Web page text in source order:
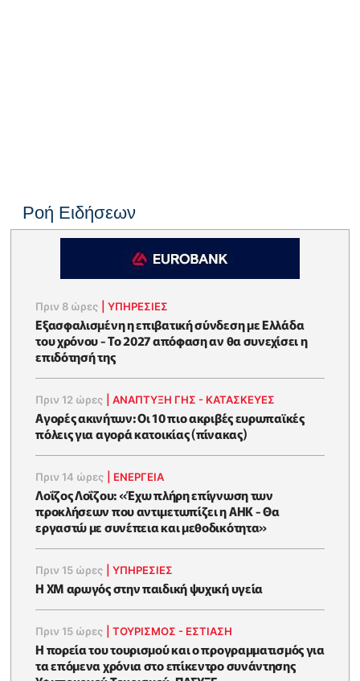
Ροή Ειδήσεων
Πριν 8 ώρες |ΥΠΗΡΕΣΙΕΣ
Εξασφαλισμένη η επιβατική σύνδεση με Ελλάδα
του χρόνου - Το 2027 απόφαση αν θα συνεχίσει η
επιδότησή της
Πριν 12 ώρες |ΑΝΑΠΤΥΞΗ ΓΗΣ - ΚΑΤΑΣΚΕΥΕΣ
Αγορές ακινήτων: Οι 10 πιο ακριβές ευρωπαϊκές
πόλεις για αγορά κατοικίας (πίνακας)
Πριν 14 ώρες ΕΝΈΡΓΕΙΑ
Λοΐζος Λοΐζου: «Έχω πλήρη επίγνωση των
προκλήσεων που αντιμετωπίζει η ΑΗΚ - Θα
εργαστώ με συνέπεια και μεθοδικότητα»
Πριν 15 ώρες |ΥΠΗΡΕΣΙΕΣ
Η XM αρωγός στην παιδική ψυχική υγεία
Πριν 15 ώρες |ΤΟΥΡΙΣΜΟΣ - ΕΣΤΙΑΣΗ
Η πορεία του τουρισμού και ο προγραμματισμός για
τα επόμενα χρόνια στο επίκεντρο συνάντησης